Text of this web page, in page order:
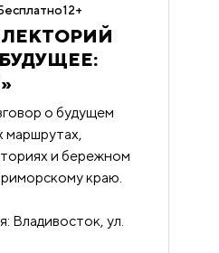
12+
о будущем
маршрутах,
и бережном
краю.
Владивосток, ул.